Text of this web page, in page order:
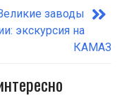
заводы
экскурсия на
КАМАЗ